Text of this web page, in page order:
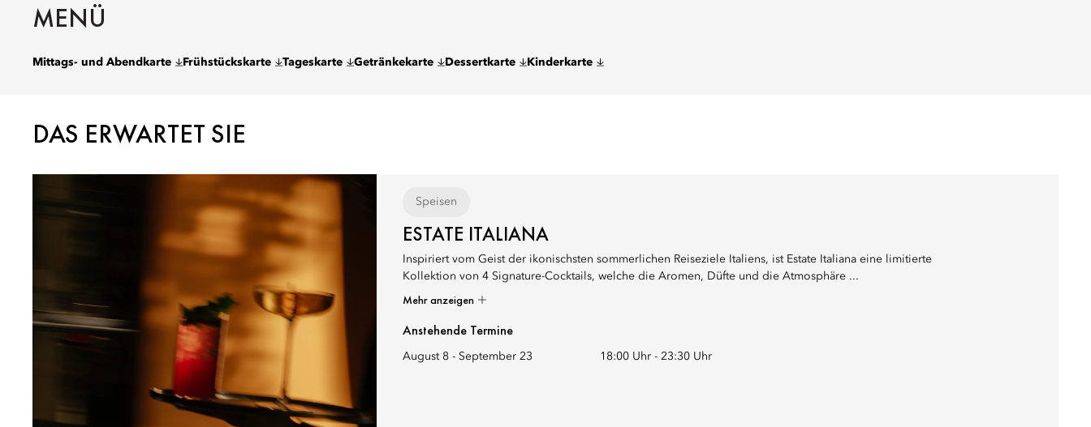
MENÜ
Mittags- und Abendkarte Frühstückskarte Tageskarte Getränkekarte Dessertkarte Kinderkarte
DAS ERWARTET SIE
Speisen
ESTATE ITALIANA
Inspiriert vom Geist der ikonischsten sommerlichen Reiseziele Italiens, ist Estate Italiana eine limitierte
Kollektion von 4 Signature-Cocktails, welche die Aromen, Düfte und die Atmosphäre ...
Mehr anzeigen
Anstehende Termine
August 8 - September 23 18:00 Uhr - 23:30 Uhr